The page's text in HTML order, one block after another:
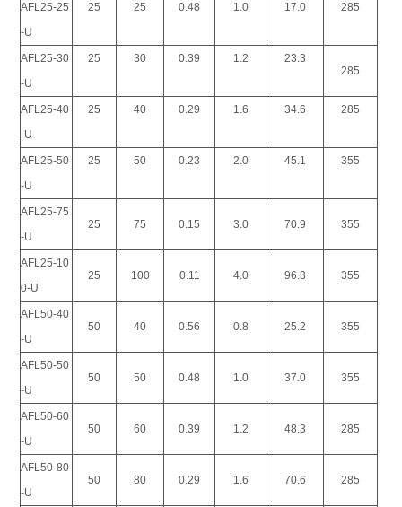
AFL25-25
-U
25 25 0.48 1.0 17.0 285
AFL25-30
-U
25 30 0.39 1.2
23.3
285
AFL25-40
-U
25 40 0.29 1.6 34.6 285
AFL25-50
-U
25 50 0.23 2.0 45.1 355
AFL25-75
-U
25 75 0.15 3.0 70.9 355
AFL25-10
0-U
25 100 0.11 4.0 96.3 355
AFL50-40
-U
50 40 0.56 0.8 25.2 355
AFL50-50
-U
50 50 0.48 1.0 37.0 355
AFL50-60
-U
50 60 0.39 1.2 48.3 285
AFL50-80
-U
50 80 0.29 1.6 70.6 285